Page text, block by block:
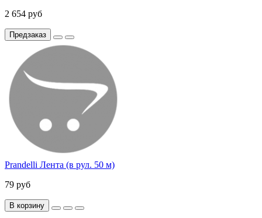
2 654 руб
Предзаказ
Prandelli Лента (в рул. 50 м)
79 руб
В корзину